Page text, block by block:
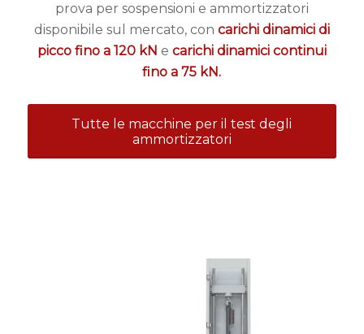
prova per sospensioni e ammortizzatori
disponibile sul mercato, con carichi dinamici di
picco fino a 120 kN e carichi dinamici continui
fino a 75 kN.
Tutte le macchine per il test degli
ammortizzatori